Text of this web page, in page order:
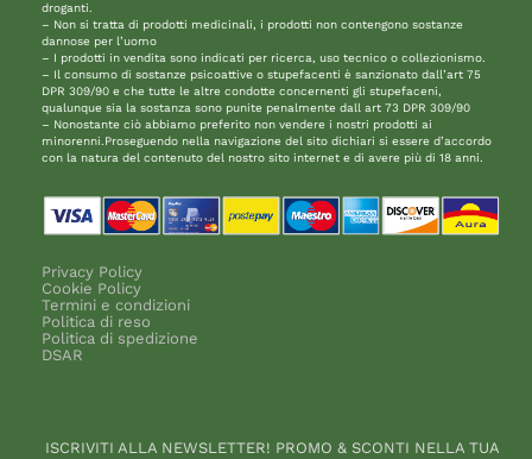
droganti.
– Non si tratta di prodotti medicinali, i prodotti non contengono sostanze
dannose per l’uomo
– I prodotti in vendita sono indicati per ricerca, uso tecnico o collezionismo.
– Il consumo di sostanze psicoattive o stupefacenti è sanzionato dall’art 75
DPR 309/90 e che tutte le altre condotte concernenti gli stupefaceni,
qualunque sia la sostanza sono punite penalmente dall art 73 DPR 309/90
– Nonostante ciò abbiamo preferito non vendere i nostri prodotti ai
minorenni.Proseguendo nella navigazione del sito dichiari si essere d’accordo
con la natura del contenuto del nostro sito internet e di avere più di 18 anni.
Privacy Policy
Cookie Policy
Termini e condizioni
Politica di reso
Politica di spedizione
DSAR
ISCRIVITI ALLA NEWSLETTER! PROMO & SCONTI NELLA TUA